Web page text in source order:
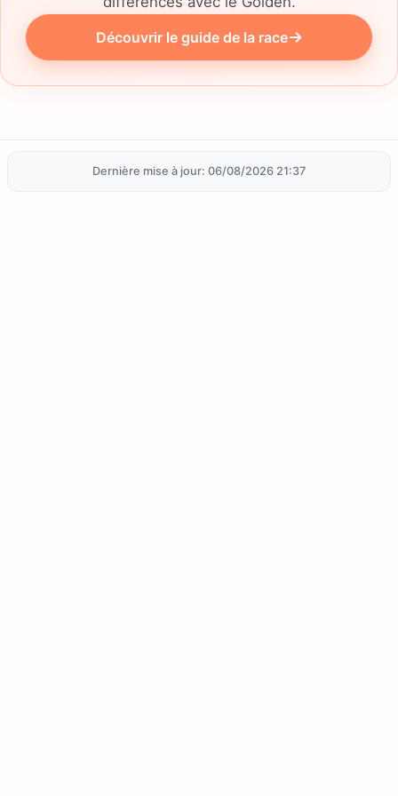
Découvrir le guide de la race
Dernière mise à jour: 06/08/2026 21:37